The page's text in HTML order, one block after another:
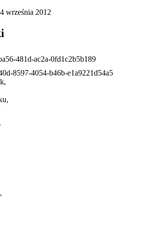
września 2012
481d-ac2a-0fd1c2b5b189
8597-4054-b46b-e1a9221d54a5